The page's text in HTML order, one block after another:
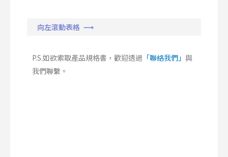
向左滾動表格 ⟶
P.S.如欲索取產品規格書，歡迎透過 「聯絡我們」 與
我們聯繫。